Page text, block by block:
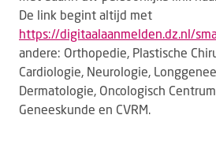
De link begint altijd met
https://digitaalaanmelden.dz.nl/
andere: Orthopedie, Plastische
Cardiologie, Neurologie,
Dermatologie, Oncologisch
Geneeskunde en CVRM.